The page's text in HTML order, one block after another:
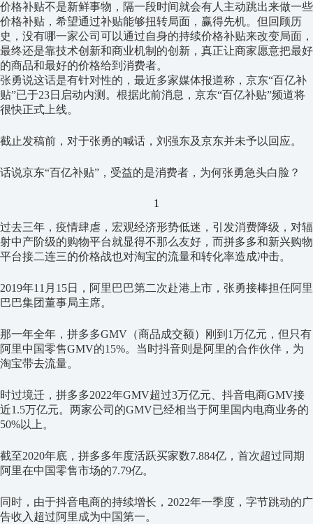
价格补贴不是新鲜事物，隔一段时间就会有人主动跳出来做一些
价格补贴，希望通过补贴能够扭转局面，赢得先机。但回顾历
史，没有哪一家公司可以通过自身的持续价格补贴来改变局面，
最终还是靠技术创新和商业机制的创新，真正让商家愿意把最好
的商品和最好的价格给到消费者。
张勇说这话是有针对性的，最近多家媒体报道称，京东“百亿补
贴”已于23日启动内测。根据此前消息，京东“百亿补贴”频道将
很快正式上线。
截止发稿前，对于张勇的喊话，刘强东及京东并未予以回应。
话说京东“百亿补贴”，受益的是消费者，为何张勇急头白脸？
1
过去三年，疫情肆虐，宏观经济形势低迷，引发消费降级，对辐
射中产阶级的购物平台就显得不那么友好，而拼多多和新兴购物
平台接二连三的价格战也对淘宝的流量和转化率造成冲击。
2019年11月15日，阿里巴巴第二次赴港上市，张勇接棒担任阿里
巴巴集团董事局主席。
那一年全年，拼多多GMV（商品成交额）刚到1万亿元，但只有
阿里中国零售GMV的15%。当时抖音则是阿里的合作伙伴，为
淘宝带去流量。
时过境迁，拼多多2022年GMV超过3万亿元、抖音电商GMV接
近1.5万亿元。两家公司的GMV已经相当于阿里国内电商业务的
50%以上。
截至2020年底，拼多多年度活跃买家数7.884亿，首次超过同期
阿里在中国零售市场的7.79亿。
同时，由于抖音电商的持续增长，2022年一季度，字节跳动的广
告收入超过阿里成为中国第一。